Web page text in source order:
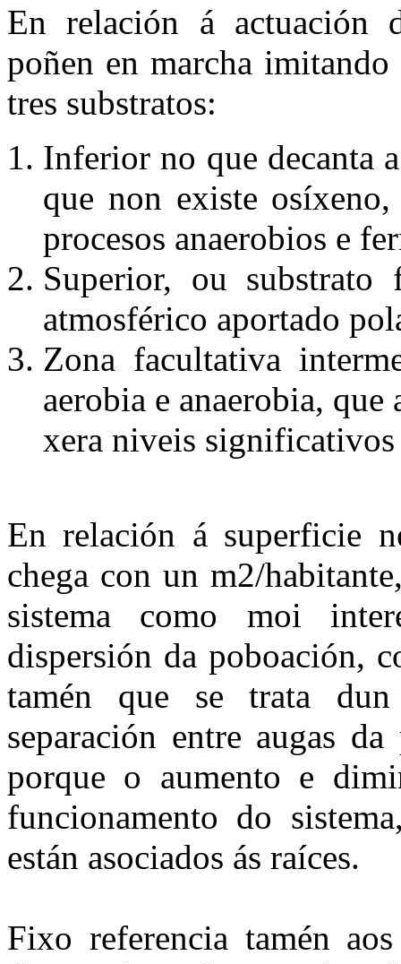
En relación á actuación
poñen en marcha
tres substratos:
Inferior no que decanta
que non existe
procesos anaerobios e
Superior, ou
atmosférico aportado
Zona facultativa
aerobia e anaerobia,
xera niveis significativos
En relación á superficie
chega con un m2/
sistema como moi
dispersión da poboación,
tamén que se trata
separación entre augas
porque o aumento e
funcionamento do
están asociados ás raíces.
Fixo referencia tamén